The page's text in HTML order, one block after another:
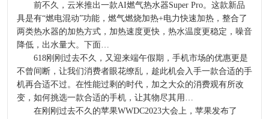
前不久，云米推出一款AI燃气热水器Super Pro。这款新品
具是有“燃电混动”功能，燃气燃烧加热+电力快速加热，整合了
两类热水器的加热方式，加热速度更快，热水温度更稳定，噪音
降低，出水量大。下面…
618刚刚过去不久，又迎来端午假期，手机市场的优惠更是
不曾间断，让我们消费者眼花缭乱，趁此机会入手一款合适的手
机再合适不过。在性能过剩的时代，加之大众的消费观有所改
变，如何挑选一款合适的手机，让其物尽其用…
在刚刚过去不久的苹果WWDC2023大会上，苹果发布了